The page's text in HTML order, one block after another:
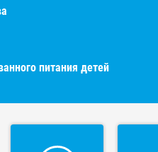
питания детей